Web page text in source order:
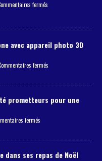
fermés
avec appareil photo 3D
fermés
prometteurs pour une
fermés
dans ses repas de Noël